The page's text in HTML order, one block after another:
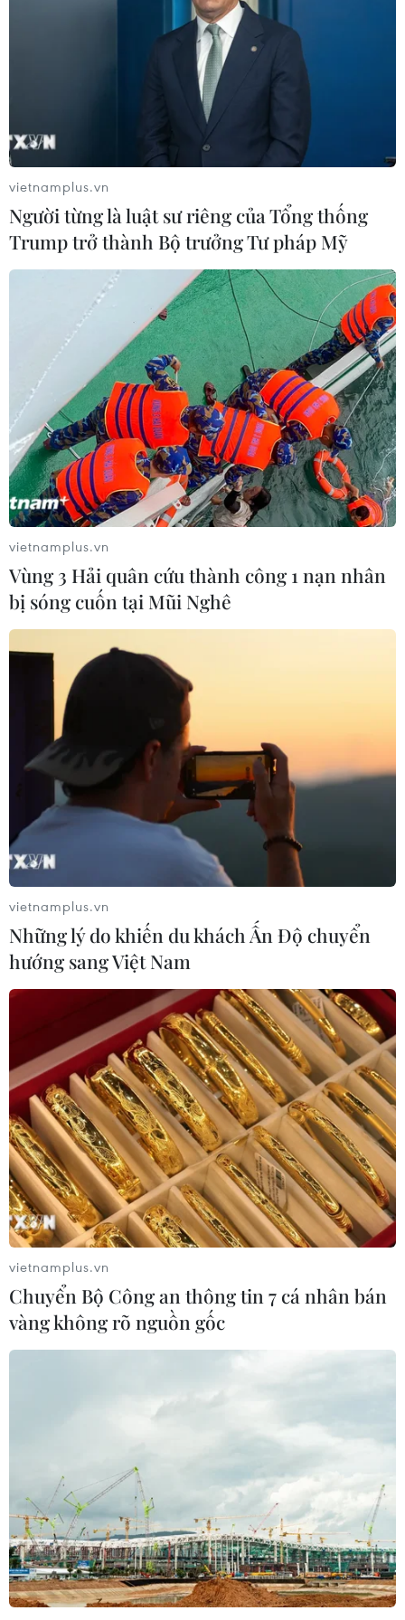
vietnamplus.vn
Người từng là luật sư riêng của Tổng thống
Trump trở thành Bộ trưởng Tư pháp Mỹ
vietnamplus.vn
Vùng 3 Hải quân cứu thành công 1 nạn nhân
bị sóng cuốn tại Mũi Nghê
vietnamplus.vn
Những lý do khiến du khách Ấn Độ chuyển
hướng sang Việt Nam
vietnamplus.vn
Chuyển Bộ Công an thông tin 7 cá nhân bán
vàng không rõ nguồn gốc